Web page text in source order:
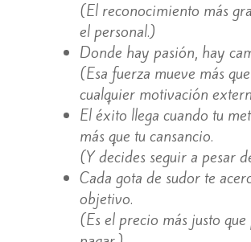
(El reconocimiento más
el personal.)
Donde hay pasión, hay
(Esa fuerza mueve más que
cualquier motivación
El éxito llega cuando tu
más que tu cansancio.
(Y decides seguir a pesar
Cada gota de sudor te
objetivo.
(Es el precio más justo que